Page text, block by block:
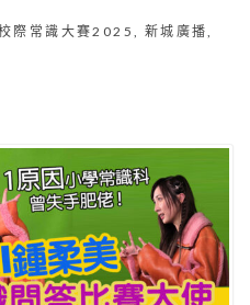
際常識大賽2025, 新城廣播,